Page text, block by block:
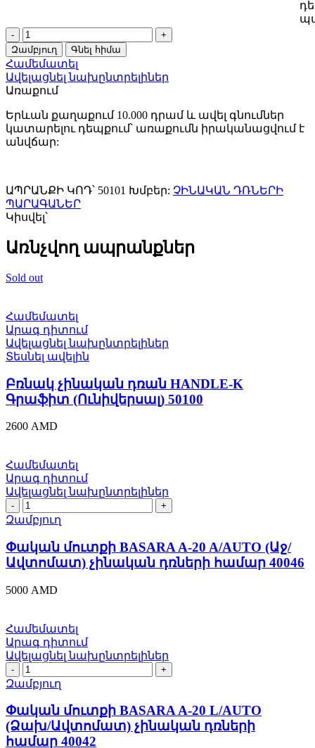
Հավաքածու
մետաղական
դռան
չինական
LOCK-
K
(Ունիվերսալ)
50101
quantity
Զամբյուղ Գնել հիմա
Համեմատել
Ավելացնել նախընտրելիներ
Առաքում
Երևան քաղաքում 10.000 դրամ և ավել գնումներ
կատարելու դեպքում՝ առաքումն իրականացվում է
անվճար:
ԱՊՐԱՆՔԻ ԿՈԴ՝ 50101 Խմբեր: ՉԻՆԱԿԱՆ ԴՌՆԵՐԻ
ՊԱՐԱԳԱՆԵՐ
Կիսվել՝
Առնչվող ապրանքներ
Sold out
Համեմատել
Արագ դիտում
Ավելացնել նախընտրելիներ
Տեսնել ավելին
Բռնակ չինական դռան HANDLE-K
Գրաֆիտ (Ունիվերսալ) 50100
2600 AMD
Համեմատել
Արագ դիտում
Ավելացնել նախընտրելիներ
Փական
մուտքի
BASARA
A-
20
A/AUTO
Ավտոմատ)
դռների
համար
40046
quantity
Զամբյուղ
Փական մուտքի BASARA A-20 A/AUTO (Աջ/
Ավտոմատ) չինական դռների համար 40046
5000 AMD
Համեմատել
Արագ դիտում
Ավելացնել նախընտրելիներ
Փական
մուտքի
BASARA
A-
20
L/AUTO
(Ձախ/
Զամբյուղ
Փական մուտքի BASARA A-20 L/AUTO
(Ձախ/Ավտոմատ) չինական դռների
համար 40042